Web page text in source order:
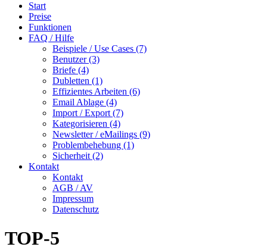
Start
Preise
Funktionen
FAQ / Hilfe
Beispiele / Use Cases (7)
Benutzer (3)
Briefe (4)
Dubletten (1)
Effizientes Arbeiten (6)
Email Ablage (4)
Import / Export (7)
Kategorisieren (4)
Newsletter / eMailings (9)
Problembehebung (1)
Sicherheit (2)
Kontakt
Kontakt
AGB / AV
Impressum
Datenschutz
TOP-5